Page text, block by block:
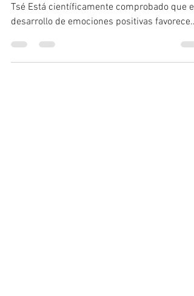
“La gratitud es la memoria del corazón”, Lao-
Tsé Está científicamente comprobado que el
desarrollo de emociones positivas favorece